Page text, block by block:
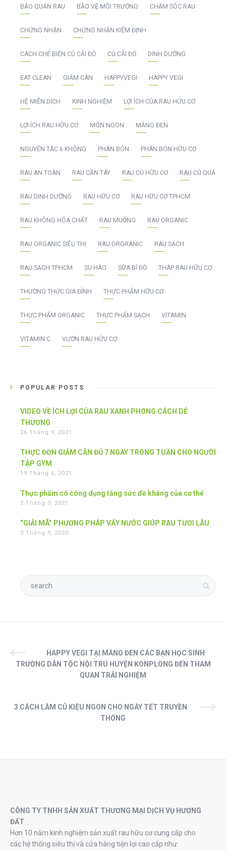
BẢO QUẢN RAU BẢO VỆ MÔI TRƯỜNG CHĂM SÓC RAU
CHỨNG NHẬN CHỨNG NHẬN KIỂM ĐỊNH
CÁCH CHẾ BIẾN CỦ CẢI ĐỎ CỦ CẢI ĐỎ DINH DƯỠNG
EAT CLEAN GIẢM CÂN HAPPYVEGI HAPPY VEGI
HỆ MIỄN DỊCH KINH NGHIỆM LỢI ÍCH CỦA RAU HỮU CƠ
LỢI ÍCH RAU HỮU CƠ MÓN NGON MĂNG ĐEN
NGUYÊN TẮC 6 KHÔNG PHÂN BÓN PHÂN BÓN HỮU CƠ
RAU AN TOÀN RAU CẦN TÂY RAU CỦ HỮU CƠ RAU CỦ QUẢ
RAU DINH DƯỠNG RAU HỮU CƠ RAU HỮU CƠ TPHCM
RAU KHÔNG HÓA CHẤT RAU MUỐNG RAU ORGANIC
RAU ORGANIC SIÊU THỊ RAU ORGRANIC RAU SẠCH
RAU SẠCH TPHCM SU HÀO SỮA BÍ ĐỎ THÁP RAU HỮU CƠ
THƯỜNG THỨC GIA ĐÌNH THỰC PHẨM HỮU CƠ
THỰC PHẨM ORGANIC THỰC PHẨM SẠCH VITAMIN
VITAMIN C VƯỜN RAU HỮU CƠ
POPULAR POSTS
VIDEO VỀ ÍCH LỢI CỦA RAU XANH PHONG CÁCH DỄ
THƯƠNG
26 Tháng 9, 2021
THỰC ĐƠN GIẢM CÂN ĐỦ 7 NGÀY TRONG TUẦN CHO NGƯỜI
TẬP GYM
19 Tháng 6, 2021
Thực phẩm có công dụng tăng sức đề kháng của cơ thể
3 Tháng 3, 2021
“GIẢI MÃ” PHƯƠNG PHÁP VẨY NƯỚC GIÚP RAU TƯƠI LÂU
3 Tháng 9, 2020
HAPPY VEGI TẠI MĂNG ĐEN CÁC BẠN HỌC SINH
TRƯỜNG DÂN TỘC NỘI TRÚ HUYỆN KONPLONG ĐẾN THAM
QUAN TRẢI NGHIỆM
3 CÁCH LÀM CỦ KIỆU NGON CHO NGÀY TẾT TRUYỀN
THỐNG
CÔNG TY TNHH SẢN XUẤT THƯƠNG MẠI DỊCH VỤ HƯƠNG
ĐẤT
Hơn 10 năm kinh nghiệm sản xuất rau hữu cơ cung cấp cho
các hệ thống siêu thị và cửa hàng tiện lợi cao cấp như: